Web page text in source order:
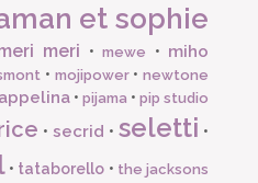
et sophie
meri •mewe • miho
• mojipower•newtone
• pijama • pip studio
•secrid •seletti •
• tataborello • the jacksons